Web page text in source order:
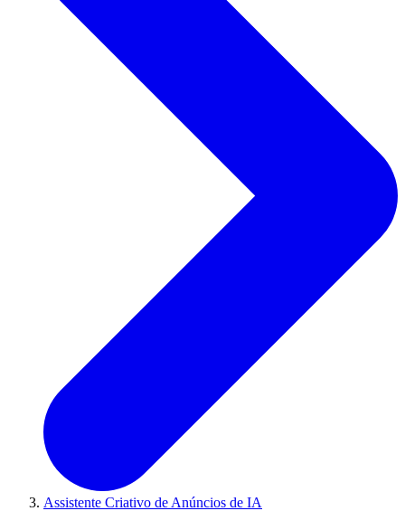
Assistente Criativo de Anúncios de IA